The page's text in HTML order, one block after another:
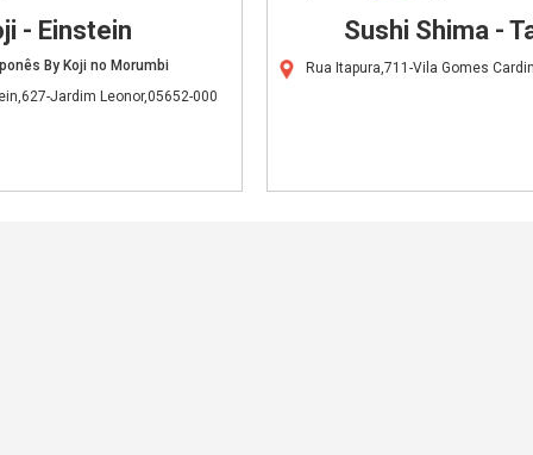
- Einstein
By Koji no Morumbi
Jardim Leonor,05652-000
Sushi Shima -
Rua Itapura,711-Vila Gomes